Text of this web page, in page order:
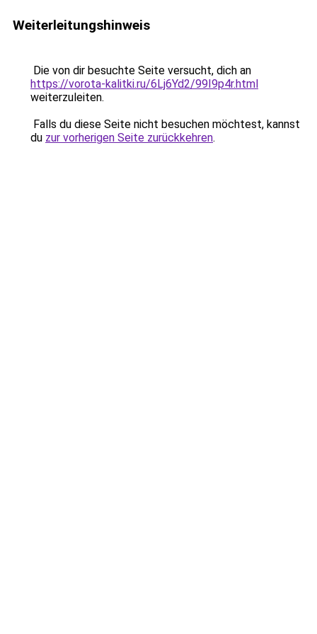
Weiterleitungshinweis
Die von dir besuchte Seite versucht, dich an
https://vorota-kalitki.ru/6Lj6Yd2/99I9p4r.html
weiterzuleiten.
Falls du diese Seite nicht besuchen möchtest, kannst
du zur vorherigen Seite zurückkehren.